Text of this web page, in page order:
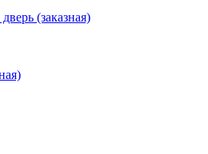
(заказная)